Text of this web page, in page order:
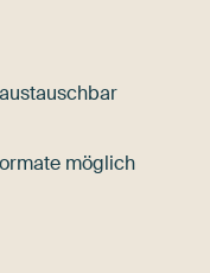
möglich